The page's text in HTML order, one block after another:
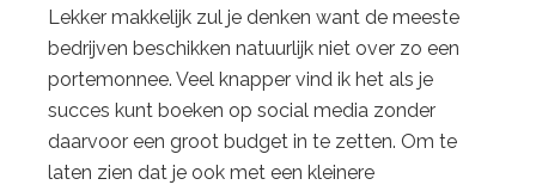
Lekker makkelijk zul je denken want de meeste
bedrijven beschikken natuurlijk niet over zo een
portemonnee. Veel knapper vind ik het als je
succes kunt boeken op social media zonder
daarvoor een groot budget in te zetten. Om te
laten zien dat je ook met een kleinere